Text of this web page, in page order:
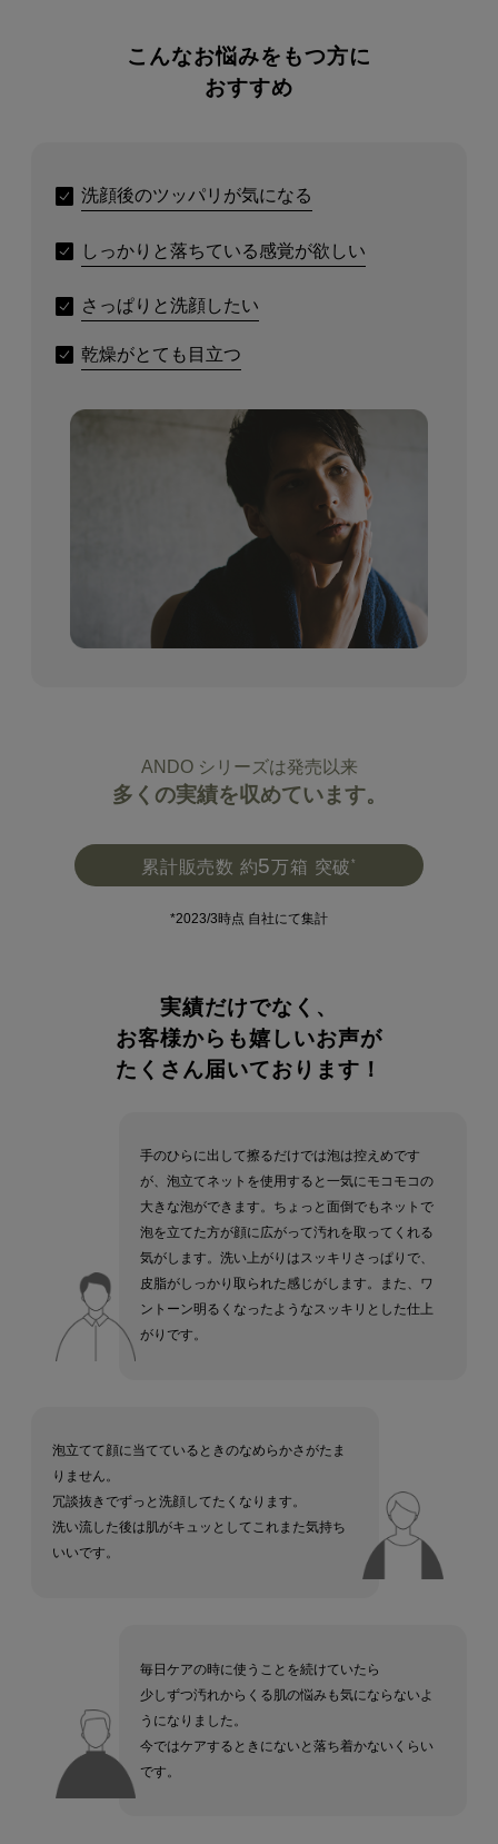
こんなお悩みをもつ方に
おすすめ
洗顔後のツッパリが気になる
しっかりと落ちている感覚が欲しい
さっぱりと洗顔したい
乾燥がとても目立つ
ANDO シリーズは発売以来
多くの実績を収めています。
累計販売数 約5万箱 突破*
*2023/3時点 自社にて集計
実績だけでなく、
お客様からも嬉しいお声が
たくさん届いております！
手のひらに出して擦るだけでは泡は控えめです
が、泡立てネットを使用すると一気にモコモコの
大きな泡ができます。ちょっと面倒でもネットで
泡を立てた方が顔に広がって汚れを取ってくれる
気がします。洗い上がりはスッキリさっぱりで、
皮脂がしっかり取られた感じがします。また、ワ
ントーン明るくなったようなスッキリとした仕上
がりです。
泡立てて顔に当てているときのなめらかさがたま
りません。
冗談抜きでずっと洗顔してたくなります。
洗い流した後は肌がキュッとしてこれまた気持ち
いいです。
毎日ケアの時に使うことを続けていたら
少しずつ汚れからくる肌の悩みも気にならないよ
うになりました。
今ではケアするときにないと落ち着かないくらい
です。